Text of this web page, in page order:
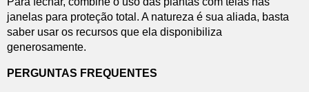
janelas para proteção total. A natureza é sua aliada, basta
saber usar os recursos que ela disponibiliza
generosamente.
PERGUNTAS FREQUENTES